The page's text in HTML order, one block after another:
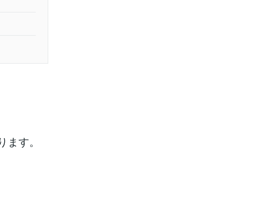
す。